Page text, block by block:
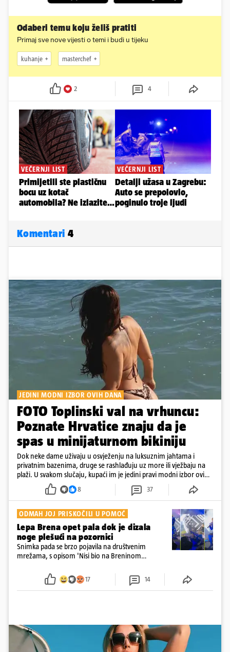
Odaberi temu koju želiš pratiti
Primaj sve nove vijesti o temi i budi u tijeku
kuhanje masterchef
2 4
Komentari 4
JEDINI MODNI IZBOR OVIH DANA
FOTO Toplinski val na vrhuncu:
Poznate Hrvatice znaju da je
spas u minijaturnom bikiniju
Dok neke dame uživaju u osvježenju na luksuznim jahtama i
privatnim bazenima, druge se rashlađuju uz more ili vježbaju na
plaži. U svakom slučaju, kupaći im je jedini pravi modni izbor ovih
8 37
ODMAH JOJ PRISKOČILI U POMOĆ
Lepa Brena opet pala dok je dizala
noge plešući na pozornici
Snimka pada se brzo pojavila na društvenim
mrežama, s opisom 'Nisi bio na Breninom
Srećom, pjevačica se nije ozlijedila nego je s
osmijehom nastavila pjevati
17 14